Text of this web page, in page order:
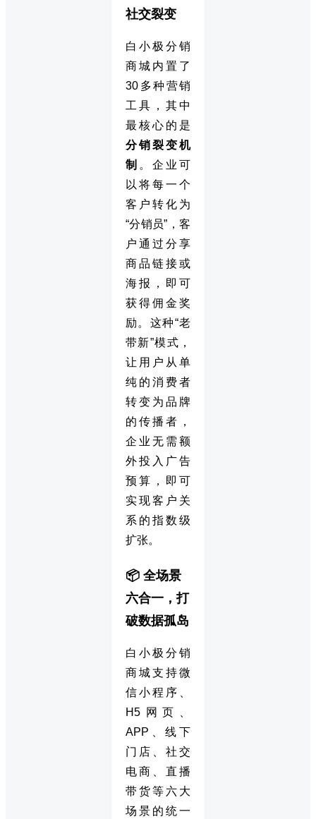
社交裂变
白小极分销
商城内置了
30多种营销
工具，其中
最核心的是
分销裂变机
制 。企业可
以将每一个
客户转化为
“分销员”，客
户通过分享
商品链接或
海报，即可
获得佣金奖
励。这种“老
带新”模式，
让用户从单
纯的消费者
转变为品牌
的传播者，
企业无需额
外投入广告
预算，即可
实现客户关
系的指数级
扩张。
📦 全场景
六合一，打
破数据孤岛
白小极分销
商城支持微
信小程序、
H5网页、
APP、线下
门店、社交
电商、直播
带货等六大
场景的统一